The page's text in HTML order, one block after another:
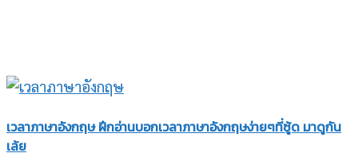
เวลาภาษาอังกฤษ ฝึกอ่านบอกเวลาภาษาอังกฤษง่ายๆที่ซู้ด มาดูกัน
เล้ย